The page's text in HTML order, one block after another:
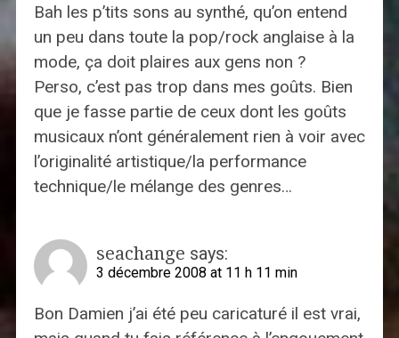
Bah les p’tits sons au synthé, qu’on entend
un peu dans toute la pop/rock anglaise à la
mode, ça doit plaires aux gens non ?
Perso, c’est pas trop dans mes goûts. Bien
que je fasse partie de ceux dont les goûts
musicaux n’ont généralement rien à voir avec
l’originalité artistique/la performance
technique/le mélange des genres…
seachange says:
3 décembre 2008 at 11 h 11 min
Bon Damien j’ai été peu caricaturé il est vrai,